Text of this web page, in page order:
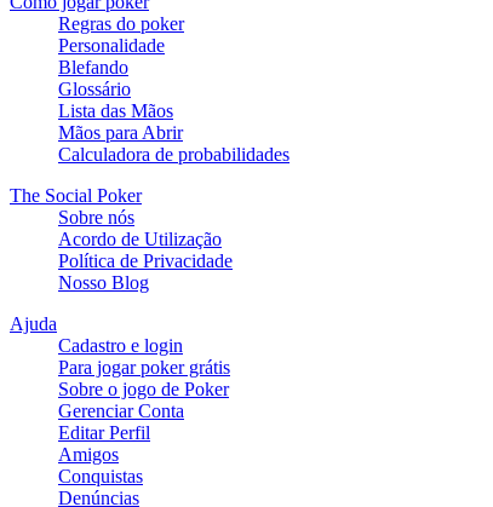
Regras do poker
Personalidade
Blefando
Glossário
Lista das Mãos
Mãos para Abrir
Calculadora de probabilidades
The Social Poker
Sobre nós
Acordo de Utilização
Política de Privacidade
Nosso Blog
Ajuda
Cadastro e login
Para jogar poker grátis
Sobre o jogo de Poker
Gerenciar Conta
Editar Perfil
Amigos
Conquistas
Denúncias